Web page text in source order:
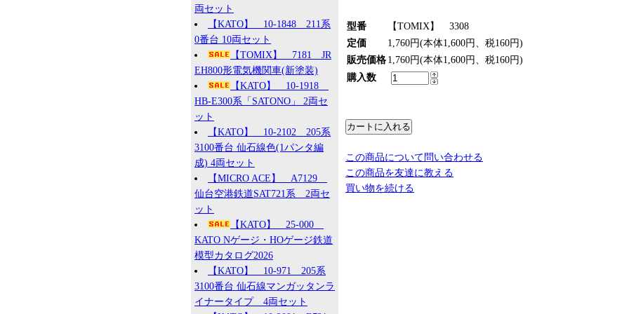
両セット
【KATO】 10-1848 211系
0番台 10両セット
【TOMIX】 7181 JR
EH800形電気機関車(新塗装)
【KATO】 10-1918
HB-E300系「SATONO」 2両セ
ット
【KATO】 10-2102 205系
3100番台 仙石線色(1パンタ編
成) 4両セット
【MICRO ACE】 A7129
仙台空港鉄道SAT721系 2両セ
ット
【KATO】 25-000
KATO Nゲージ・HOゲージ鉄道
模型カタログ2026
【KATO】 10-971 205系
3100番台 仙石線マンガッタンラ
イナータイプ 4両セット
型番
【TOMIX】 3308
定価
1,760円(本体1,600円、税160円)
販売価格 1,760円(本体1,600円、税160円)
購入数
この商品について問い合わせる
この商品を友達に教える
買い物を続ける